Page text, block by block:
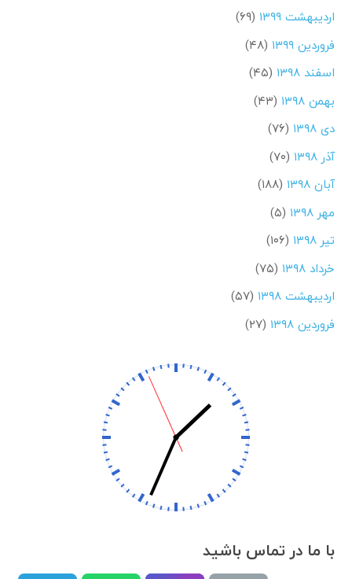
اردیبهشت ۱۳۹۹
(۶۹)
فروردین ۱۳۹۹
(۴۸)
اسفند ۱۳۹۸
(۴۵)
بهمن ۱۳۹۸
(۴۳)
دی ۱۳۹۸
(۷۶)
آذر ۱۳۹۸
(۷۰)
آبان ۱۳۹۸
(۱۸۸)
مهر ۱۳۹۸
(۵)
تیر ۱۳۹۸
(۱۰۶)
خرداد ۱۳۹۸
(۷۵)
اردیبهشت ۱۳۹۸
(۵۷)
فروردین ۱۳۹۸
(۲۷)
با ما در تماس باشید